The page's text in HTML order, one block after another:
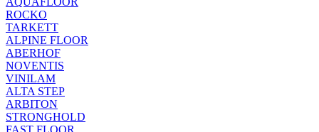
ROCKO
TARKETT
ALPINE FLOOR
ABERHOF
NOVENTIS
VINILAM
ALTA STEP
ARBITON
STRONGHOLD
FAST FLOOR